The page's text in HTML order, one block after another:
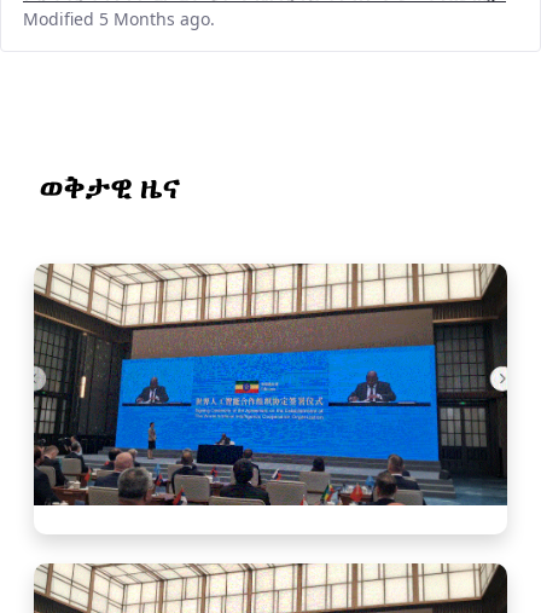
Modified 5 Months ago.
ወቅታዊ ዜና